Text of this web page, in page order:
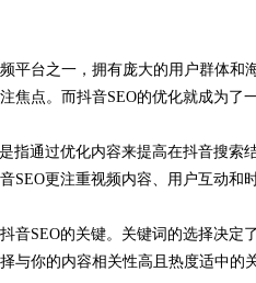
平台之一，拥有庞大的用户群体
焦点。而抖音SEO的优化就成为了
指通过优化内容来提高在抖音搜
SEO更注重视频内容、用户互动和时
音SEO的关键。关键词的选择决
与你的内容相关性高且热度适中的